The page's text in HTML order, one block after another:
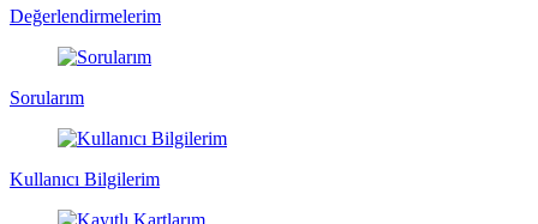
Değerlendirmelerim
Sorularım
Kullanıcı Bilgilerim